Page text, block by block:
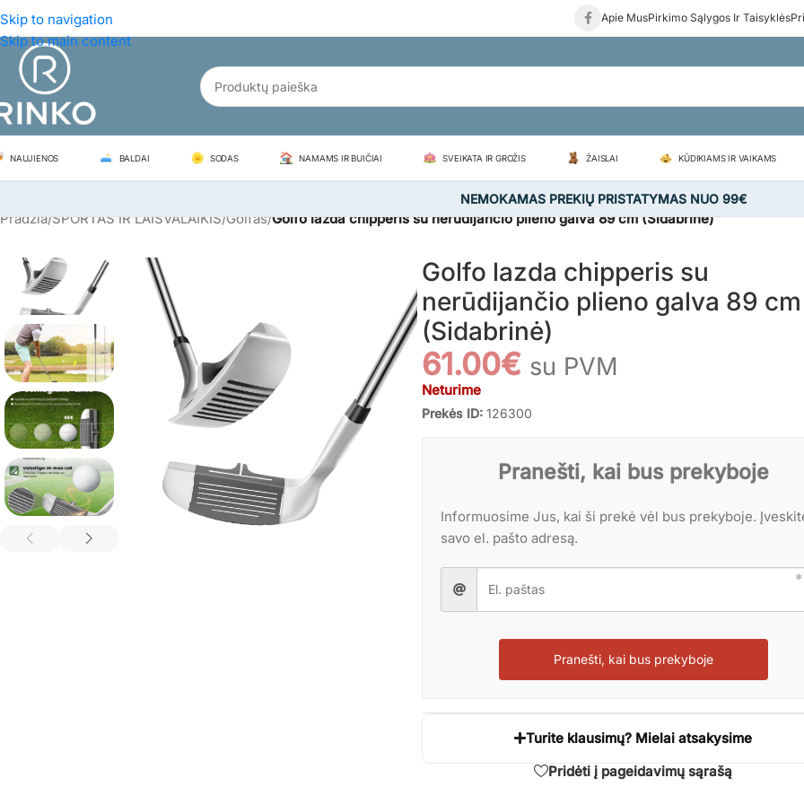
Skip to navigation
Skip to main content
Apie MusPirkimo Sąlygos Ir Taisyklės
NAUJIENOS BALDAI SODAS NAMAMS IR BUIČIAI SVEIKATA IR GROŽIS ŽAISLAI KŪDIKIAMS IR VAIKAMS
NEMOKAMAS PREKIŲ PRISTATYMAS NUO 99€
Pradžia/SPORTAS IR LAISVALAIKIS/Golfas/Golfo lazda chipperis su nerūdijančio plieno galva 89 cm (Sidabrinė)
Golfo lazda chipperis su
nerūdijančio plieno galva 89 cm
(Sidabrinė)
61.00€ su PVM
Neturime
Prekės ID: 126300
Pranešti, kai bus prekyboje
Informuosime Jus, kai ši prekė vėl bus prekyboje.
savo el. pašto adresą.
Pranešti, kai bus prekyboje
Turite klausimų? Mielai atsakysime
Pridėti į pageidavimų sąrašą